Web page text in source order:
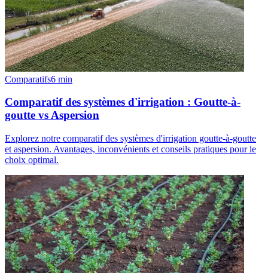
Comparatifs6 min
Comparatif des systèmes d'irrigation : Goutte-à-
goutte vs Aspersion
Explorez notre comparatif des systèmes d'irrigation goutte-à-goutte
et aspersion. Avantages, inconvénients et conseils pratiques pour le
choix optimal.